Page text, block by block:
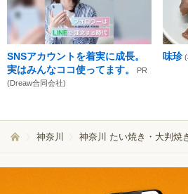
SNSアカウントを着実に成長。
実はみんなココ使ってます。
PR
(Dreaw合同会社)
味珍
神奈川 神奈川 たい焼き・大判焼